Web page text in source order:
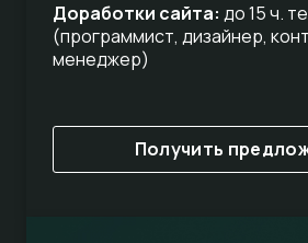
Доработки сайта: до 15 ч.
(программист, дизайнер,
менеджер)
Получить